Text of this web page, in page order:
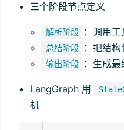
三个阶段节点定义
解析阶段 ：调用
总结阶段 ：把结
输出阶段 ：生成
LangGraph 用
机